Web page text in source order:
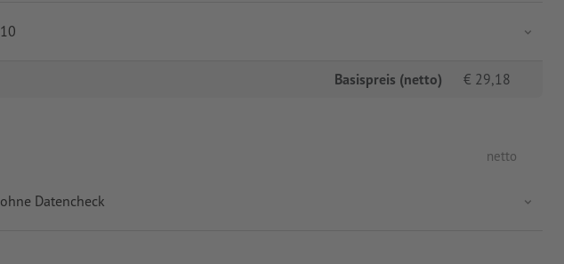
10
Basispreis (netto) € 29,18
netto
ohne Datencheck